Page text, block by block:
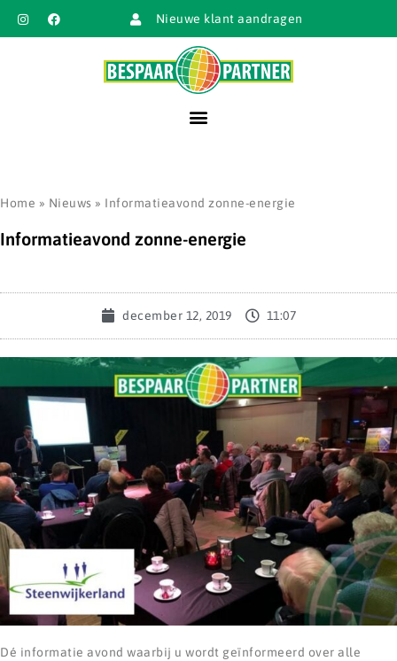
Nieuwe klant aandragen
Home » Nieuws » Informatieavond zonne-energie
Informatieavond zonne-energie
december 12, 2019 11:07
Dé informatie avond waarbij u wordt geïnformeerd over alle